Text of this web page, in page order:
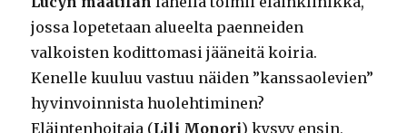
jossa lopetetaan alueelta paenneiden
valkoisten kodittomasi jääneitä koiria.
Kenelle kuuluu vastuu näiden ”kanssaolevien”
hyvinvoinnista huolehtiminen?
Eläintenhoitaja (Lili Monori) kysyy ensin,